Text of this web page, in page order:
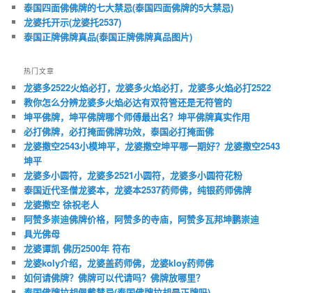
泰国四面佛佛牌的七大禁忌(泰国四面佛牌的5大禁忌)
龙婆托开示(龙婆托2537)
泰国正牌佛牌真品(泰国正牌佛牌真品图片)
热门文章
龙婆多2522火焰必打，龙婆多火焰必打，龙婆多火焰必打2522
教你怎么分辨龙婆多火焰必达有双符管还是无符管的
坤平佛牌，坤平佛牌哪个师傅最出名？坤平佛牌真实作用
必打佛牌，必打掩面佛牌功效，泰国必打掩面佛
龙婆撒空2543小模坤平，龙婆撒空坤平哪一期好？龙婆撒空2543
坤平
龙婆多小圆符，龙婆多2521小圆符，龙婆多小圆符花粉
泰国近代圣僧龙婆本，龙婆本2537药师佛，纯银药师佛牌
龙婆撒空 徐祝老人
阿赞多崇迪佛牌价格，阿赞多的寺庙，阿赞多瓦邦坤鹏崇迪
具光佛母
龙婆谭凯 佛历2500年 符布
龙婆koly介绍，龙婆盖药师佛，龙婆kloy药师佛
如何请佛牌？佛牌可以代请吗？佛牌放哪里？